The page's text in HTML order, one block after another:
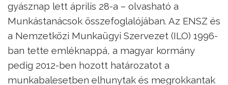
gyásznap lett április 28-a – olvasható a
Munkástanácsok összefoglalójában. Az ENSZ és
a Nemzetközi Munkaügyi Szervezet (ILO) 1996-
ban tette emléknappá, a magyar kormány
pedig 2012-ben hozott határozatot a
munkabalesetben elhunytak és megrokkantak